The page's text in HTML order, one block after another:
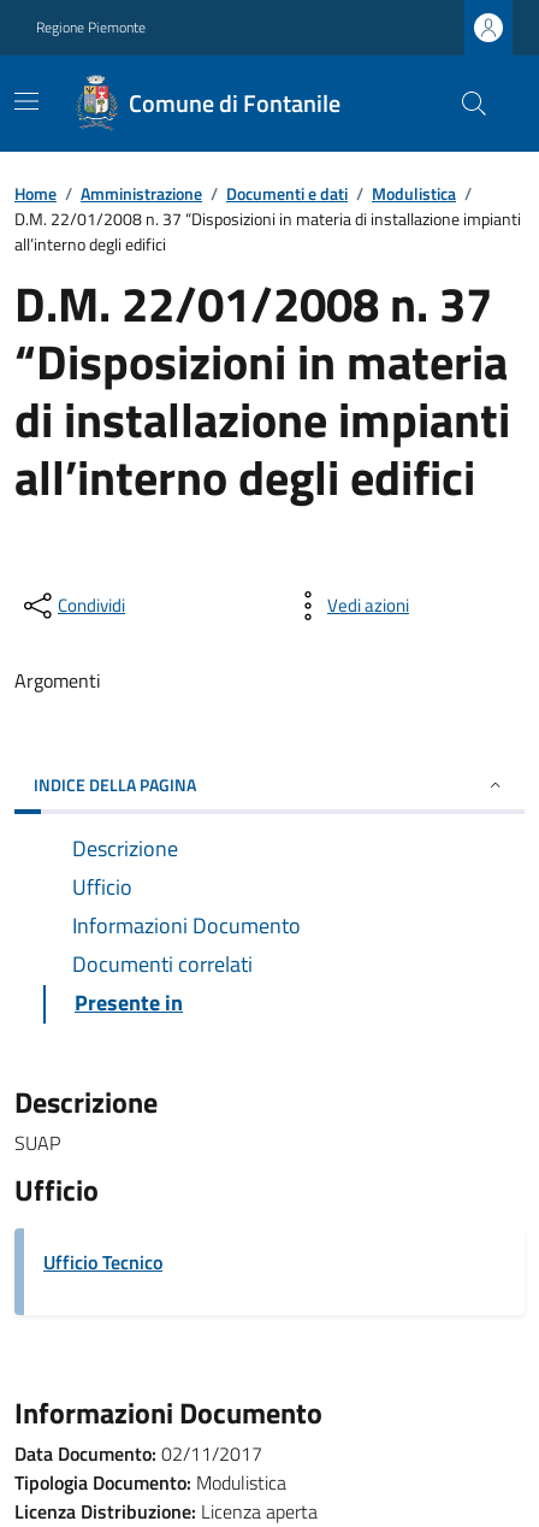
Regione Piemonte
Comune di Fontanile
Home / Amministrazione / Documenti e dati / Modulistica /
D.M. 22/01/2008 n. 37 “Disposizioni in materia di installazione impianti
all’interno degli edifici
D.M. 22/01/2008 n. 37
“Disposizioni in materia
di installazione impianti
all’interno degli edifici
Condividi Vedi azioni
Argomenti
INDICE DELLA PAGINA
Descrizione
Ufficio
Informazioni Documento
Documenti correlati
Presente in
Descrizione
SUAP
Ufficio
Ufficio Tecnico
Informazioni Documento
Data Documento: 02/11/2017
Tipologia Documento: Modulistica
Licenza Distribuzione: Licenza aperta